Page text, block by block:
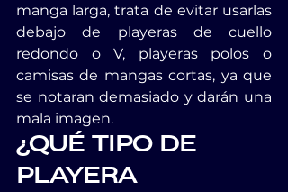
manga larga, trata de evitar usarlas
debajo de playeras de cuello
redondo o V, playeras polos o
camisas de mangas cortas, ya que
se notaran demasiado y darán una
mala imagen.
¿QUÉ TIPO DE
PLAYERA